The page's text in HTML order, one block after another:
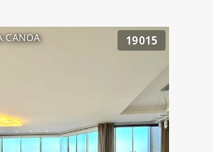
CANOA 19015